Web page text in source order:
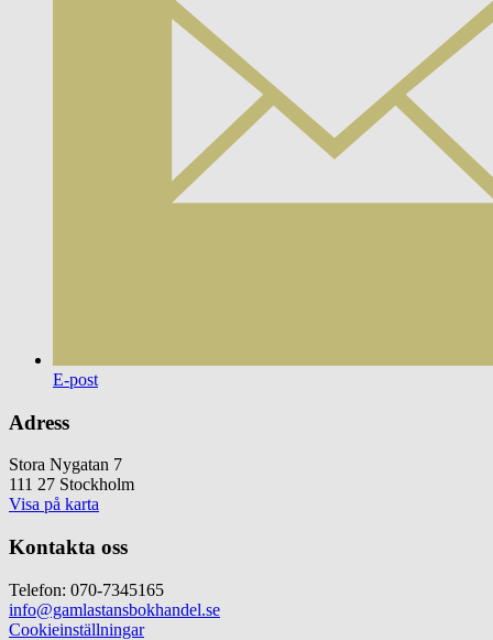
E-post
Adress
Stora Nygatan 7
111 27 Stockholm
Visa på karta
Kontakta oss
Telefon: 070-7345165
info@gamlastansbokhandel.se
Cookieinställningar